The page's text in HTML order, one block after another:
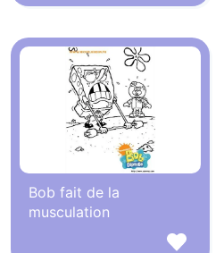
Bob fait de la
musculation